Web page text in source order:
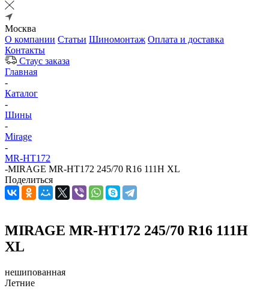
Москва
О компании Статьи Шиномонтаж Оплата и доставка
Контакты
Стаус заказа
Главная
-
Каталог
-
Шины
-
Mirage
-
MR-HT172
-MIRAGE MR-HT172 245/70 R16 111H XL
Поделиться
MIRAGE MR-HT172 245/70 R16 111H
XL
нешипованная
Летние